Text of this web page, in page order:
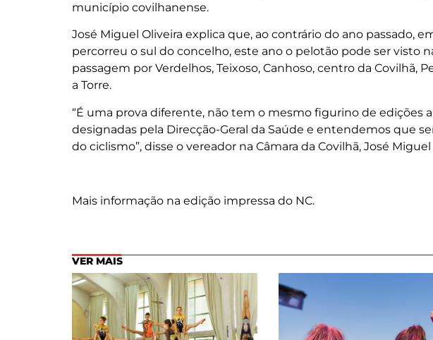
município covilhanense.
José Miguel Oliveira explica que, ao contrário do ano passado,
percorreu o sul do concelho, este ano o pelotão pode ser visto
passagem por Verdelhos, Teixoso, Canhoso, centro da Covilhã,
a Torre.
“É uma prova diferente, não tem o mesmo figurino de edições
designadas pela Direcção-Geral da Saúde e entendemos que
do ciclismo”, disse o vereador na Câmara da Covilhã, José Miguel
Mais informação na edição impressa do NC.
VER MAIS